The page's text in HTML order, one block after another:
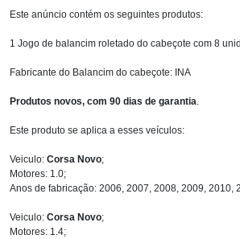
Este anúncio contém os seguintes produtos:
1 Jogo de balancim roletado do cabeçote com 8
Fabricante do Balancim do cabeçote: INA
Produtos novos, com 90 dias de garantia
Este produto se aplica a esses veículos:
Veiculo: Corsa Novo;
Motores: 1.0;
Anos de fabricação: 2006, 2007, 2008, 2009, 2010,
Veiculo: Corsa Novo;
Motores: 1.4;